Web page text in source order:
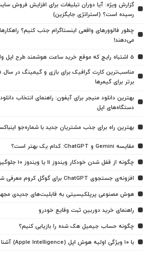
گزارش ویژه: آیا دوران تبلیغات برای افزایش فروش
رسیده است؟ (استراتژی جایگزین)
چطور فالوورهای واقعی اینستاگرام جذب کنیم؟
می‌دهند!
5 اشتباه رایج که موقع خرید ساعت هوشمند طرح اپل واچ نباید انجام بدید!
برتر برای گیمرها
بهترین دانلود منیجر برای آیفون: راهنمای انتخاب
دستگاه‌های اپل
بهترین راه برای جذب مشتریان جدید با شماره‌جو
مقایسه Gemini و ChatGPT: کدام یک بهتر است؟
چگونه از قفل شدن خودکار ویندوز 11 یا ویندوز 10 جلوگیری کنیم؟
افزونه‌ی جستجوی ChatGPT برای گوگل کروم معرفی شد
هوش مصنوعی پرپلکیسیتی به قابلیت‌های جدیدی
راهنمای خرید دوربین ثبت وقایع خودرو
چگونه حساب جیمیل هک شده را بازیابی کنیم؟
با ۱۰ ویژگی اولیه هوش اپل (Apple Intelligence) آشنا شوید